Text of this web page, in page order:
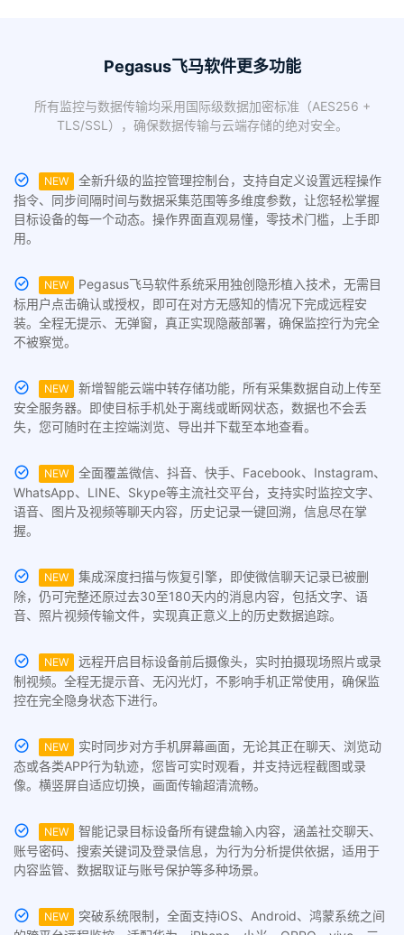
Pegasus飞马软件更多功能
所有监控与数据传输均采用国际级数据加密标准（AES256 +
TLS/SSL），确保数据传输与云端存储的绝对安全。
NEW
全新升级的监控管理控制台，支持自定义设置远程操作
指令、同步间隔时间与数据采集范围等多维度参数，让您轻松掌握
目标设备的每一个动态。操作界面直观易懂，零技术门槛，上手即
用。
NEW
Pegasus飞马软件系统采用独创隐形植入技术，无需目
标用户点击确认或授权，即可在对方无感知的情况下完成远程安
装。全程无提示、无弹窗，真正实现隐蔽部署，确保监控行为完全
不被察觉。
NEW
新增智能云端中转存储功能，所有采集数据自动上传至
安全服务器。即使目标手机处于离线或断网状态，数据也不会丢
失，您可随时在主控端浏览、导出并下载至本地查看。
NEW
全面覆盖微信、抖音、快手、Facebook、Instagram、
WhatsApp、LINE、Skype等主流社交平台，支持实时监控文字、
语音、图片及视频等聊天内容，历史记录一键回溯，信息尽在掌
握。
NEW
集成深度扫描与恢复引擎，即使微信聊天记录已被删
除，仍可完整还原过去30至180天内的消息内容，包括文字、语
音、照片视频传输文件，实现真正意义上的历史数据追踪。
NEW
远程开启目标设备前后摄像头，实时拍摄现场照片或录
制视频。全程无提示音、无闪光灯，不影响手机正常使用，确保监
控在完全隐身状态下进行。
NEW
实时同步对方手机屏幕画面，无论其正在聊天、浏览动
态或各类APP行为轨迹，您皆可实时观看，并支持远程截图或录
像。横竖屏自适应切换，画面传输超清流畅。
NEW
智能记录目标设备所有键盘输入内容，涵盖社交聊天、
账号密码、搜索关键词及登录信息，为行为分析提供依据，适用于
内容监管、数据取证与账号保护等多种场景。
NEW
突破系统限制，全面支持iOS、Android、鸿蒙系统之间